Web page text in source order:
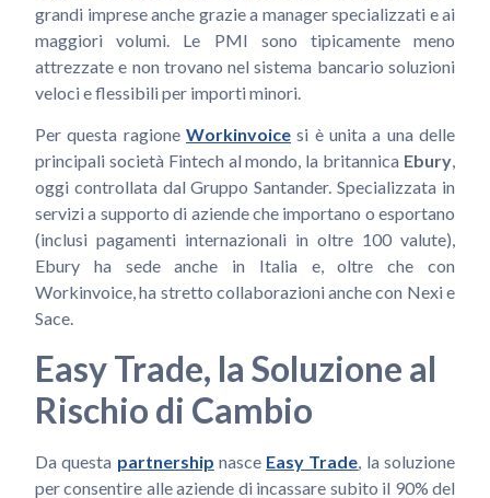
grandi imprese anche grazie a manager specializzati e ai
maggiori volumi. Le PMI sono tipicamente meno
attrezzate e non trovano nel sistema bancario soluzioni
veloci e flessibili per importi minori.
Per questa ragione Workinvoice si è unita a una delle
principali società Fintech al mondo, la britannica Ebury,
oggi controllata dal Gruppo Santander. Specializzata in
servizi a supporto di aziende che importano o esportano
(inclusi pagamenti internazionali in oltre 100 valute),
Ebury ha sede anche in Italia e, oltre che con
Workinvoice, ha stretto collaborazioni anche con Nexi e
Sace.
Easy Trade, la Soluzione al
Rischio di Cambio
Da questa partnership nasce Easy Trade , la soluzione
per consentire alle aziende di incassare subito il 90% del